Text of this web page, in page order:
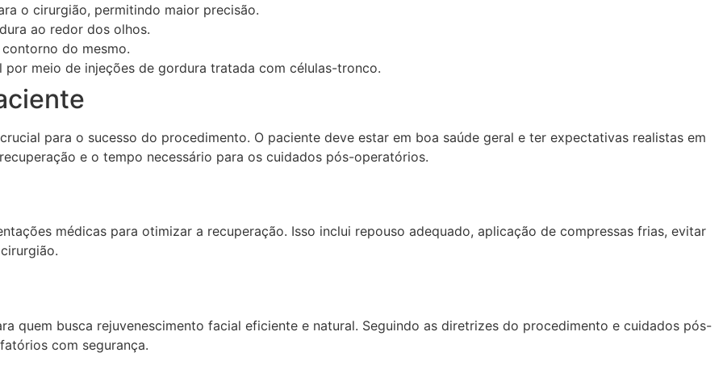
o cirurgião, permitindo maior precisão.
ao redor dos olhos.
do mesmo.
por meio de injeções de gordura tratada com células-tronco.
para o sucesso do procedimento. O paciente deve estar em boa saúde geral e ter expectativas realistas em
e o tempo necessário para os cuidados pós-operatórios.
médicas para otimizar a recuperação. Isso inclui repouso adequado, aplicação de compressas frias, evitar
quem busca rejuvenescimento facial eficiente e natural. Seguindo as diretrizes do procedimento e cuidados pós-
com segurança.